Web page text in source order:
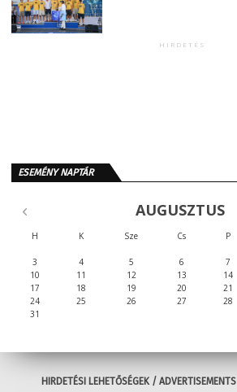
HIRDETÉS
ESEMÉNY NAPTÁR
AUGUSZTUS
H K Sze Cs P
3
4 5 6 7
10
11 12 13 14
17
18 19 20 21
24
25 26 27 28
31
HIRDETÉSI LEHETŐSÉGEK / ADVERTISEMENTS